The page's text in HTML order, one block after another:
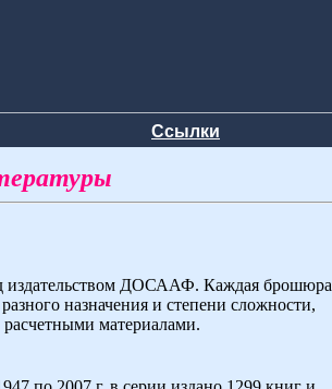
Ссылки
издательством ДОСААФ. Каждая брошюра
назначения и степени сложности,
материалами.